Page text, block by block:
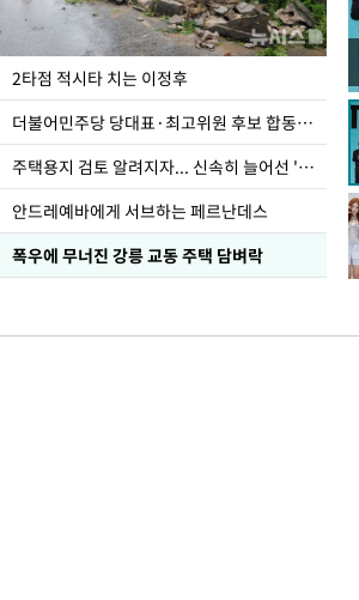
2타점 적시타 치는 이정후
더불어민주당 당대표·최고위원 후보 합동연설회
주택용지 검토 알려지자... 신속히 늘어선 '근조화환'
안드레예바에게 서브하는 페르난데스
폭우에 무너진 강릉 교동 주택 담벼락